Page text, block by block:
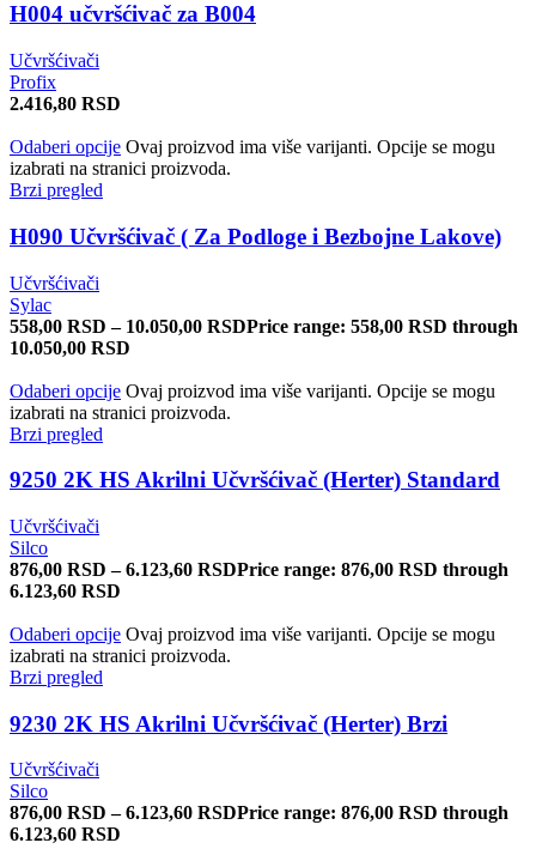
H004 učvršćivač za B004
Učvršćivači
Profix
2.416,80 RSD
Odaberi opcije Ovaj proizvod ima više varijanti. Opcije se mogu
izabrati na stranici proizvoda.
Brzi pregled
H090 Učvršćivač ( Za Podloge i Bezbojne Lakove)
Učvršćivači
Sylac
558,00 RSD – 10.050,00 RSDPrice range: 558,00 RSD through
10.050,00 RSD
Odaberi opcije Ovaj proizvod ima više varijanti. Opcije se mogu
izabrati na stranici proizvoda.
Brzi pregled
9250 2K HS Akrilni Učvršćivač (Herter) Standard
Učvršćivači
Silco
876,00 RSD – 6.123,60 RSDPrice range: 876,00 RSD through
6.123,60 RSD
Odaberi opcije Ovaj proizvod ima više varijanti. Opcije se mogu
izabrati na stranici proizvoda.
Brzi pregled
9230 2K HS Akrilni Učvršćivač (Herter) Brzi
Učvršćivači
Silco
876,00 RSD – 6.123,60 RSDPrice range: 876,00 RSD through
6.123,60 RSD